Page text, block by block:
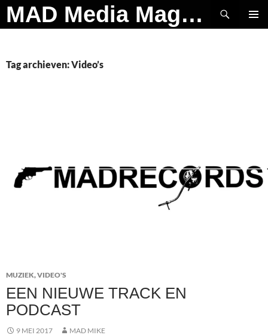
Ga
naar
MAD Media Magazine
Zoeken
Tag archieven: Video’s
MUZIEK,VIDEO'S
EEN NIEUWE TRACK EN
PODCAST
9 MEI 2017 MAD MIKE